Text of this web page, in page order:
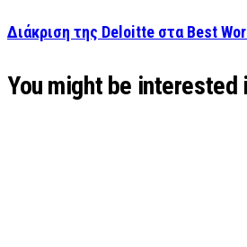
Διάκριση της Deloitte στα Best
You might be interested